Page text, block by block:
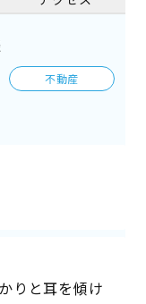
不動産
りと耳を傾け